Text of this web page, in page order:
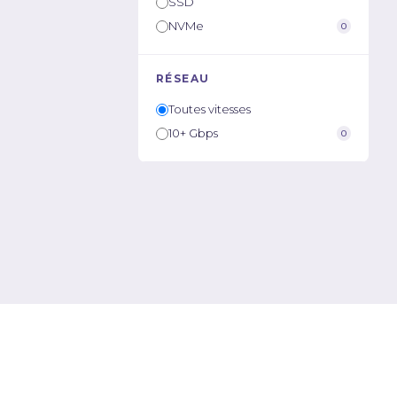
NVMe
0
RÉSEAU
Toutes vitesses
10+ Gbps
0